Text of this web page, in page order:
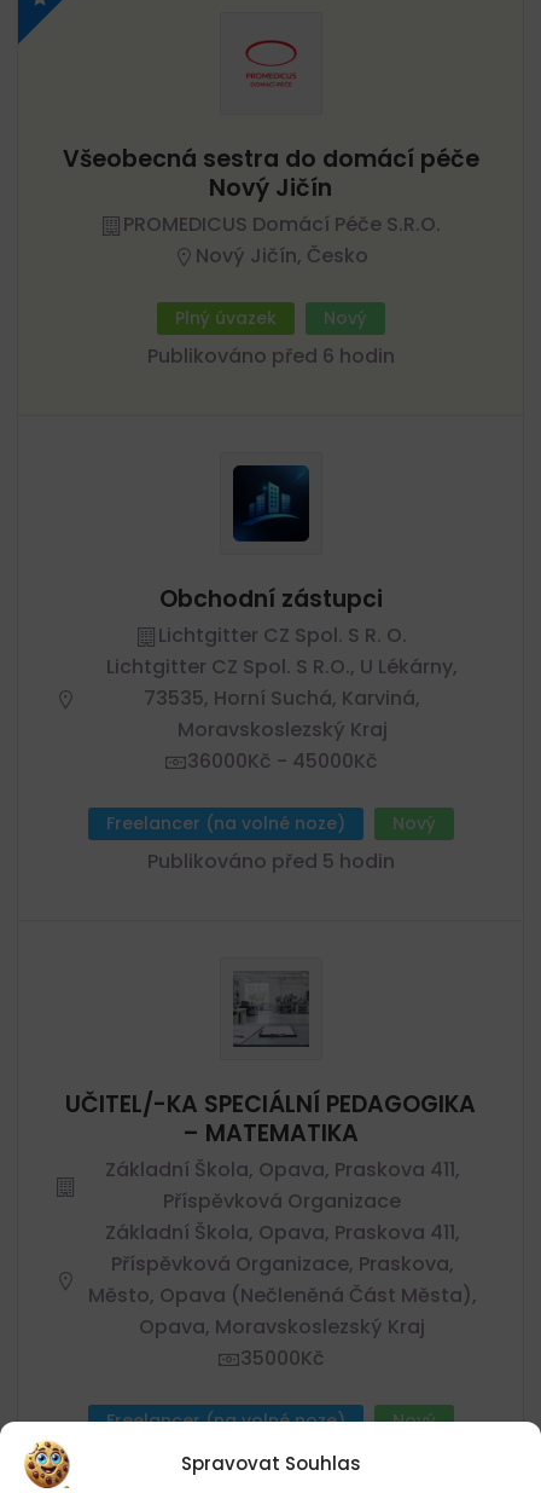
Spravovat Souhlas
Všeobecná sestra do domácí péče
Nový Jičín
PROMEDICUS Domácí Péče S.r.o.
Nový Jičín, Česko
Plný úvazek Nový
Publikováno před 6 hodin
Obchodní zástupci
Lichtgitter CZ Spol. S R. O.
Lichtgitter CZ Spol. S R.o., U Lékárny,
73535, Horní Suchá, Karviná,
Moravskoslezský Kraj
36000Kč - 45000Kč
Freelancer (na volné noze) Nový
Publikováno před 5 hodin
UČITEL/-KA SPECIÁLNÍ PEDAGOGIKA
– MATEMATIKA
Základní Škola, Opava, Praskova 411,
Příspěvková Organizace
Základní Škola, Opava, Praskova 411,
Příspěvková Organizace, Praskova,
Město, Opava (nečleněná Část Města),
Opava, Moravskoslezský Kraj
35000Kč
Freelancer (na volné noze) Nový
Publikováno před 5 hodin